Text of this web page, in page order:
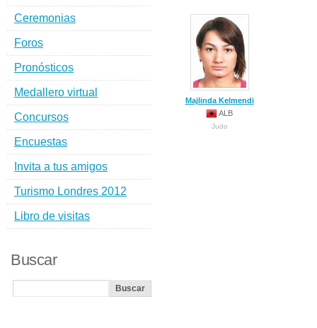
Majlinda Kelmendi
ALB
Judo
Ceremonias
Foros
Pronósticos
Medallero virtual
Concursos
Encuestas
Invita a tus amigos
Turismo Londres 2012
Libro de visitas
Buscar